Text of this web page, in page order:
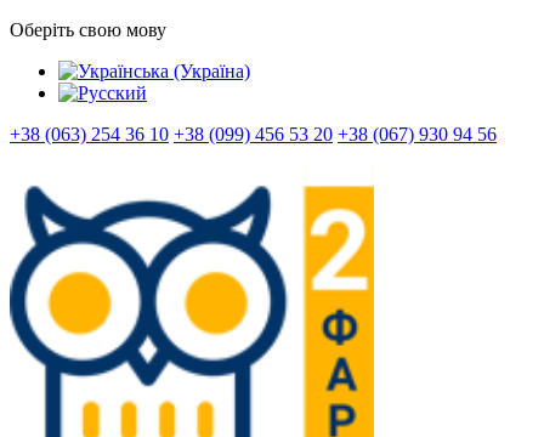
Оберіть свою мову
+38 (063) 254 36 10 +38 (099) 456 53 20 +38 (067) 930 94 56